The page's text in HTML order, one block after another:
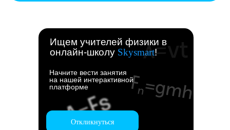
Ищем учителей физики в
онлайн-школу Skysmart!
Начните вести занятия
на нашей интерактивной
платформе
Откликнуться